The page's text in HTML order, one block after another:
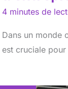
4 minutes de
Dans un monde
est cruciale